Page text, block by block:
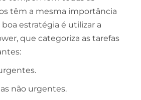
têm a mesma importância
estratégia é utilizar a
que categoriza as tarefas
não urgentes.